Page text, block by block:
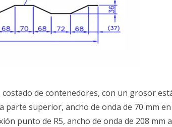
de contenedores, con un grosor
parte superior, ancho de onda de 70 mm
punto de R5, ancho de onda de 208 mm